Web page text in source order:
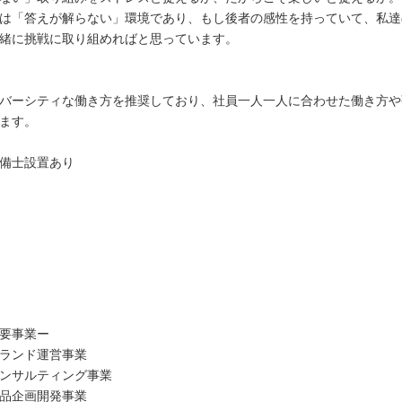
「答えが解らない」環境であり、もし後者の感性を持っていて、私
に挑戦に取り組めればと思っています。
ーシティな働き方を推奨しており、社員一人一人に合わせた働き方
す。
士設置あり
事業ー
ンド運営事業
サルティング事業
企画開発事業